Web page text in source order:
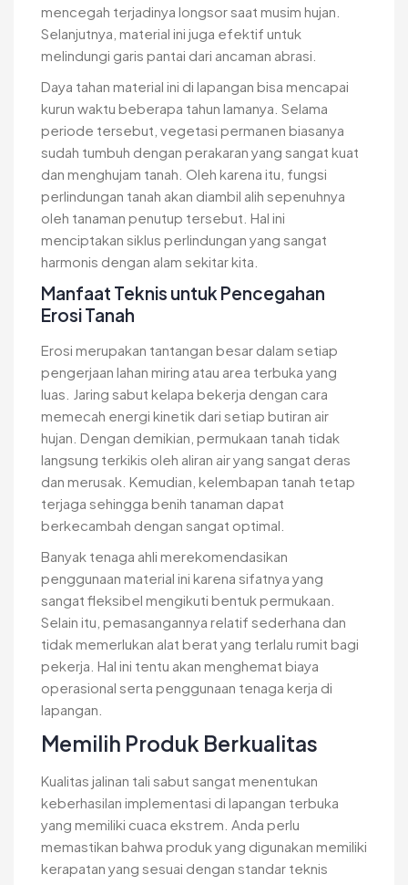
mencegah terjadinya longsor saat musim hujan.
Selanjutnya, material ini juga efektif untuk
melindungi garis pantai dari ancaman abrasi.
Daya tahan material ini di lapangan bisa mencapai
kurun waktu beberapa tahun lamanya. Selama
periode tersebut, vegetasi permanen biasanya
sudah tumbuh dengan perakaran yang sangat kuat
dan menghujam tanah. Oleh karena itu, fungsi
perlindungan tanah akan diambil alih sepenuhnya
oleh tanaman penutup tersebut. Hal ini
menciptakan siklus perlindungan yang sangat
harmonis dengan alam sekitar kita.
Manfaat Teknis untuk Pencegahan
Erosi Tanah
Erosi merupakan tantangan besar dalam setiap
pengerjaan lahan miring atau area terbuka yang
luas. Jaring sabut kelapa bekerja dengan cara
memecah energi kinetik dari setiap butiran air
hujan. Dengan demikian, permukaan tanah tidak
langsung terkikis oleh aliran air yang sangat deras
dan merusak. Kemudian, kelembapan tanah tetap
terjaga sehingga benih tanaman dapat
berkecambah dengan sangat optimal.
Banyak tenaga ahli merekomendasikan
penggunaan material ini karena sifatnya yang
sangat fleksibel mengikuti bentuk permukaan.
Selain itu, pemasangannya relatif sederhana dan
tidak memerlukan alat berat yang terlalu rumit bagi
pekerja. Hal ini tentu akan menghemat biaya
operasional serta penggunaan tenaga kerja di
lapangan.
Memilih Produk Berkualitas
Kualitas jalinan tali sabut sangat menentukan
keberhasilan implementasi di lapangan terbuka
yang memiliki cuaca ekstrem. Anda perlu
memastikan bahwa produk yang digunakan memiliki
kerapatan yang sesuai dengan standar teknis